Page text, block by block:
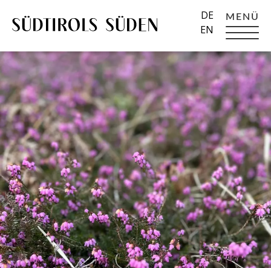
MENÜ
DE
EN